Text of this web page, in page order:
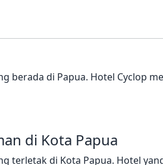
berada di Papua. Hotel Cyclop
di Kota Papua
terletak di Kota Papua. Hotel